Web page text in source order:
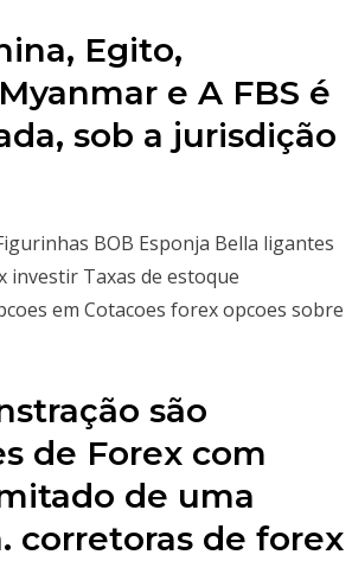
Egito,
e A FBS é
sob a jurisdição
BOB Esponja Bella ligantes
Taxas de estoque
em Cotacoes forex opcoes sobre
são
de Forex com
de uma
corretoras de forex